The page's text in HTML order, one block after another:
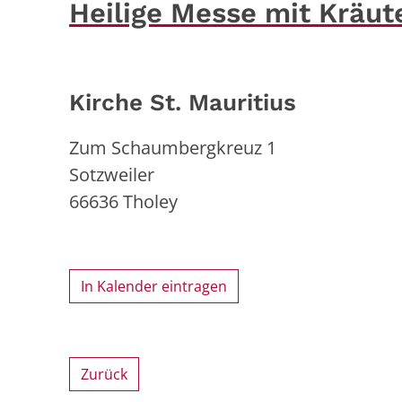
Heilige Messe mit
Kirche St. Mauritius
Zum Schaumbergkreuz 1
Sotzweiler
66636Tholey
In Kalender eintragen
Zurück